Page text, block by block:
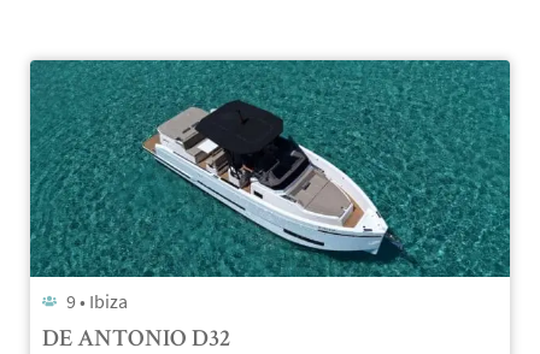
9 • Ibiza
DE ANTONIO D32